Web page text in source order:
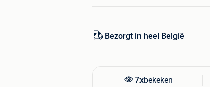
Bezorgt in heel België
7xbekeken